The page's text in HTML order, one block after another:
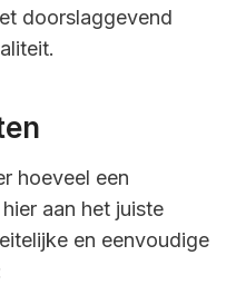
doorslaggevend
hoeveel een
aan het juiste
en eenvoudige